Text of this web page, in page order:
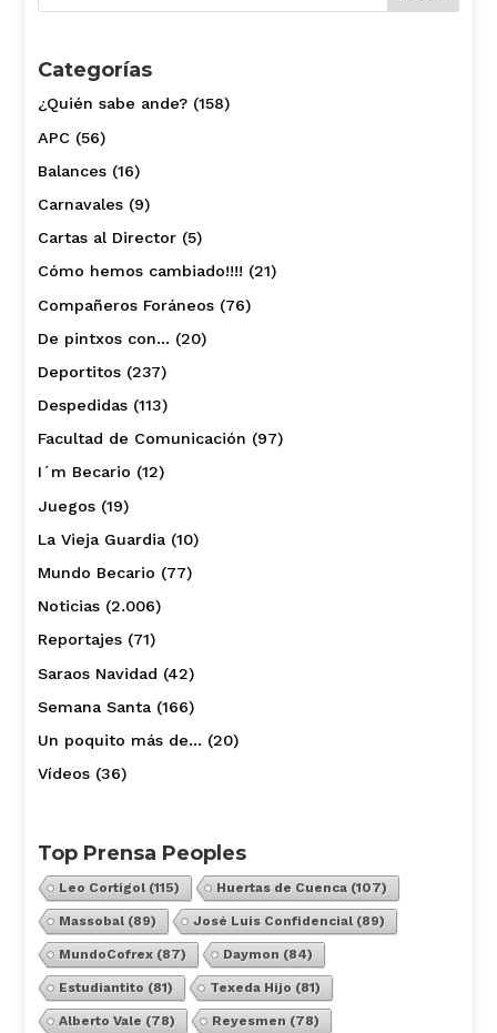
Categorías
¿Quién sabe ande?(158)
APC(56)
Balances(16)
Carnavales(9)
Cartas al Director(5)
Cómo hemos cambiado!!!! (21)
Compañeros Foráneos(76)
De pintxos con… (20)
Deportitos(237)
Despedidas(113)
Facultad de Comunicación (97)
I´m Becario (12)
Juegos(19)
La Vieja Guardia(10)
Mundo Becario (77)
Noticias(2.006)
Reportajes(71)
Saraos Navidad (42)
Semana Santa(166)
Un poquito más de… (20)
Vídeos(36)
Top Prensa Peoples
Leo Cortigol(115) Huertas de Cuenca(107)
Massobal(89) José Luis Confidencial(89)
MundoCofrex(87) Daymon (84)
Estudiantito (81) Texeda Hijo (81)
Alberto Vale (78) Reyesmen (78)